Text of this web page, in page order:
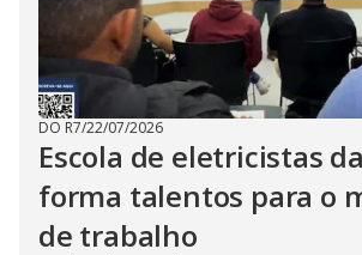
DO R7/22/07/2026
Escola de eletricistas
forma talentos para o
de trabalho